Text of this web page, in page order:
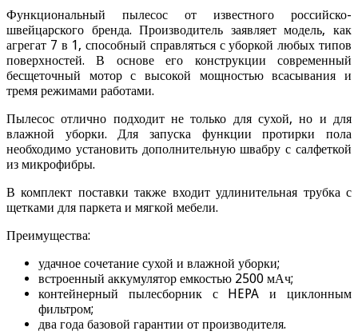
Функциональный пылесос от известного российско-
швейцарского бренда. Производитель заявляет модель, как
агрегат 7 в 1, способный справляться с уборкой любых типов
поверхностей. В основе его конструкции современный
бесщеточный мотор с высокой мощностью всасывания и
тремя режимами работами.
Пылесос отлично подходит не только для сухой, но и для
влажной уборки. Для запуска функции протирки пола
необходимо установить дополнительную швабру с салфеткой
из микрофибры.
В комплект поставки также входит удлинительная трубка с
щетками для паркета и мягкой мебели.
Преимущества:
удачное сочетание сухой и влажной уборки;
встроенный аккумулятор емкостью 2500 мАч;
контейнерный пылесборник с HEPA и циклонным
фильтром;
два года базовой гарантии от производителя.